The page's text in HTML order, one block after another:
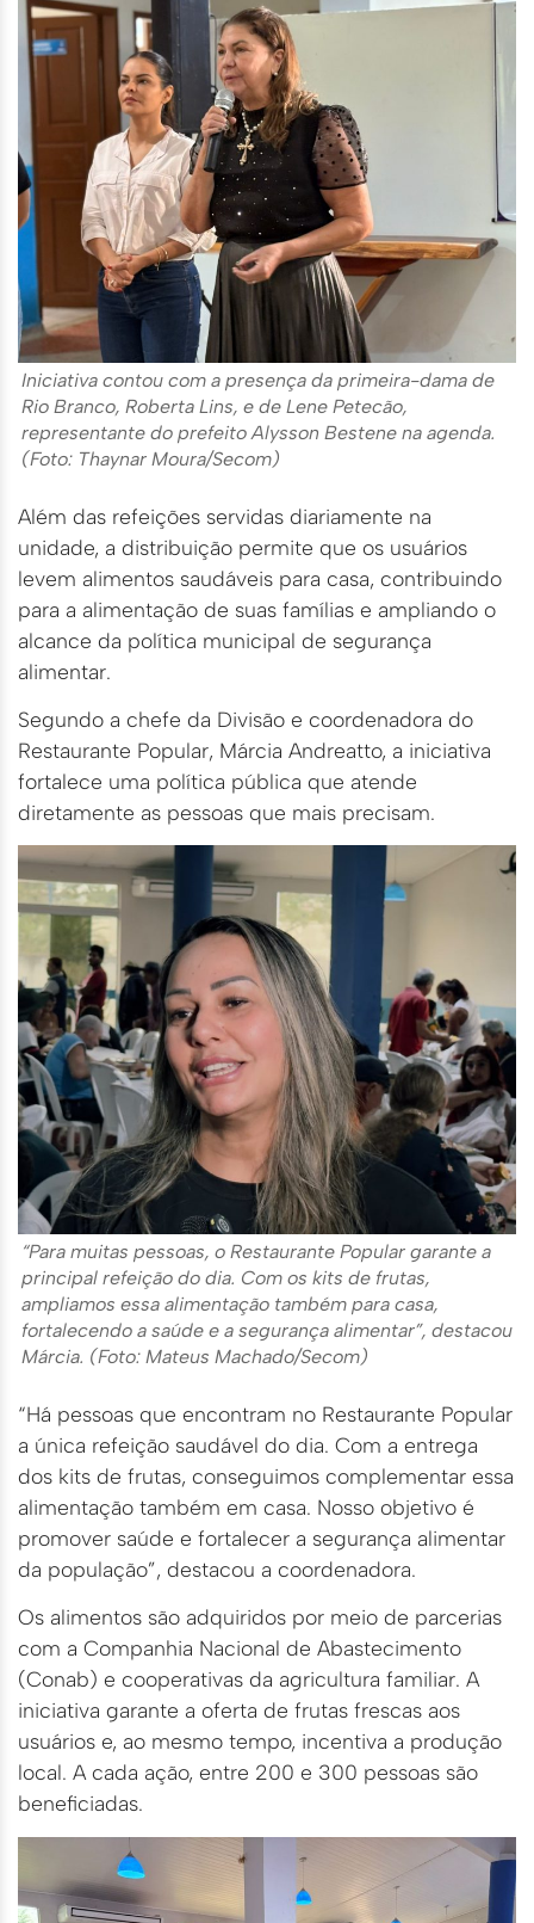
Iniciativa contou com a presença da primeira-dama de
Rio Branco, Roberta Lins, e de Lene Petecão,
representante do prefeito Alysson Bestene na agenda.
(Foto: Thaynar Moura/Secom)
Além das refeições servidas diariamente na
unidade, a distribuição permite que os usuários
levem alimentos saudáveis para casa, contribuindo
para a alimentação de suas famílias e ampliando o
alcance da política municipal de segurança
alimentar.
Segundo a chefe da Divisão e coordenadora do
Restaurante Popular, Márcia Andreatto, a iniciativa
fortalece uma política pública que atende
diretamente as pessoas que mais precisam.
“Para muitas pessoas, o Restaurante Popular garante a
principal refeição do dia. Com os kits de frutas,
ampliamos essa alimentação também para casa,
fortalecendo a saúde e a segurança alimentar”, destacou
Márcia. (Foto: Mateus Machado/Secom)
“Há pessoas que encontram no Restaurante Popular
a única refeição saudável do dia. Com a entrega
dos kits de frutas, conseguimos complementar essa
alimentação também em casa. Nosso objetivo é
promover saúde e fortalecer a segurança alimentar
da população”, destacou a coordenadora.
Os alimentos são adquiridos por meio de parcerias
com a Companhia Nacional de Abastecimento
(Conab) e cooperativas da agricultura familiar. A
iniciativa garante a oferta de frutas frescas aos
usuários e, ao mesmo tempo, incentiva a produção
local. A cada ação, entre 200 e 300 pessoas são
beneficiadas.